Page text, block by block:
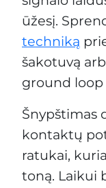
ūžesį.
techniką
šakotuvą
ground loop
Šnypštimas
kontaktų
ratukai,
toną. Laikui